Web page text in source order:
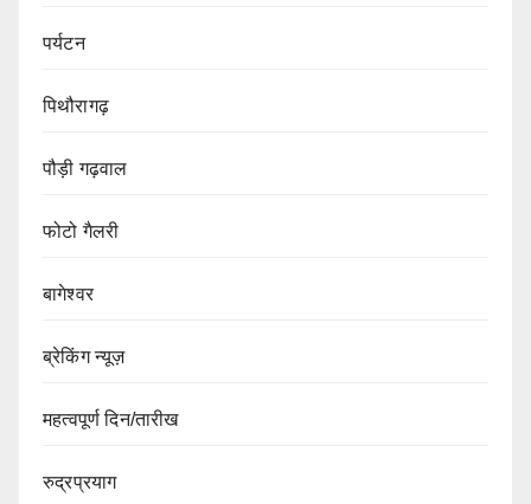
पर्यटन
पिथौरागढ़
पौड़ी गढ़वाल
फोटो गैलरी
बागेश्वर
ब्रेकिंग न्यूज़
महत्वपूर्ण दिन/तारीख
रुद्रप्रयाग